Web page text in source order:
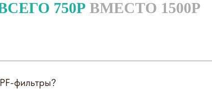
750РВМЕСТО 1500Р
фильтры?